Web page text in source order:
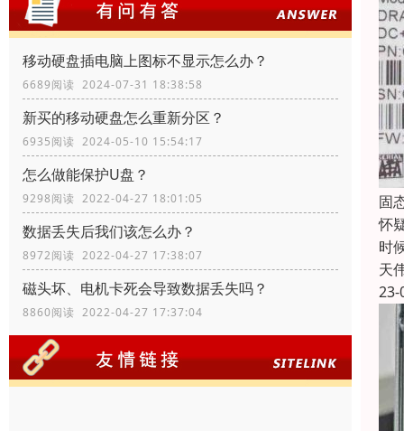
移动硬盘插电脑上图标不显示怎么办？
6689阅读 2024-07-31 18:38:58
新买的移动硬盘怎么重新分区？
6935阅读 2024-05-10 15:54:17
怎么做能保护U盘？
9298阅读 2022-04-27 18:01:05
数据丢失后我们该怎么办？
8972阅读 2022-04-27 17:38:07
磁头坏、电机卡死会导致数据丢失吗？
8860阅读 2022-04-27 17:37:04
固
怀
时
天
23-